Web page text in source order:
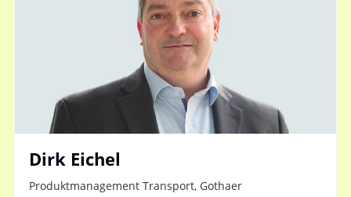
Dirk Eichel
Produktmanagement Transport, Gothaer